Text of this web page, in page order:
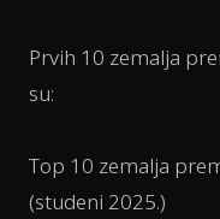
Prvih 10 zemalja
su:
Top 10 zemalja
(studeni 2025.)